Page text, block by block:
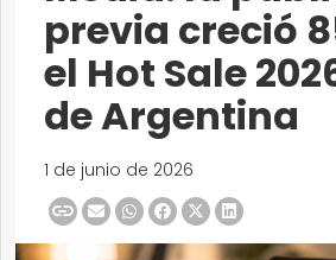
previa creció
el Hot Sale
de Argentina
1 de junio de 2026